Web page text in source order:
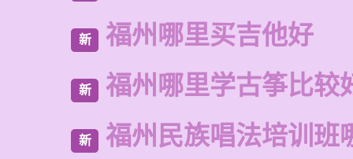
新 福州哪里买吉他好
新 福州哪里学古筝比较
新 福州民族唱法培训班